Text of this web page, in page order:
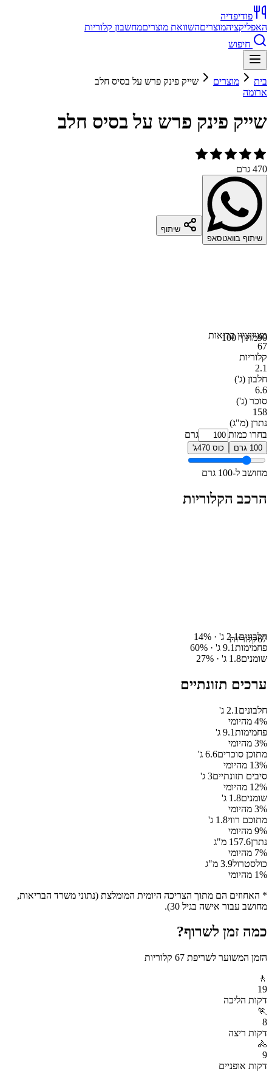
פודיפדיה
האפליקציהמוצריםהשוואת מוצריםמחשבון קלוריות
חיפוש
בית מוצרים
שייק פינק פרש על בסיס חלב
ארומה
שייק פינק פרש על בסיס חלב
470 גרם
שיתוף בוואטסאפ
שיתוף
90מתוך 100מצויןציון בריאות
67
קלוריות
2.1
חלבון (ג')
6.6
סוכר (ג')
158
נתרן (מ"ג)
בחרו כמות
גרם
100 גרם כוס 470ג'
מחושב ל-100 גרם
הרכב הקלוריות
67קלוריות
חלבונים2.1 ג' · 14%
פחמימות9.1 ג' · 60%
שומנים1.8 ג' · 27%
ערכים תזונתיים
חלבונים 2.1 ג'
4% מהיומי
פחמימות9.1 ג'
3% מהיומי
מתוכן סוכרים6.6 ג'
13% מהיומי
סיבים תזונתיים3 ג'
12% מהיומי
שומנים1.8 ג'
3% מהיומי
מתוכם רווי1.8 ג'
9% מהיומי
נתרן157.6 מ"ג
7% מהיומי
כולסטרול3.9 מ"ג
1% מהיומי
* האחוזים הם מתוך הצריכה היומית המומלצת (נתוני משרד הבריאות,
מחושב עבור אישה בגיל 30).
כמה זמן לשרוף?
הזמן המשוער לשריפת 67 קלוריות
🚶
19
דקות הליכה
🏃
8
דקות ריצה
🚴
9
דקות אופניים